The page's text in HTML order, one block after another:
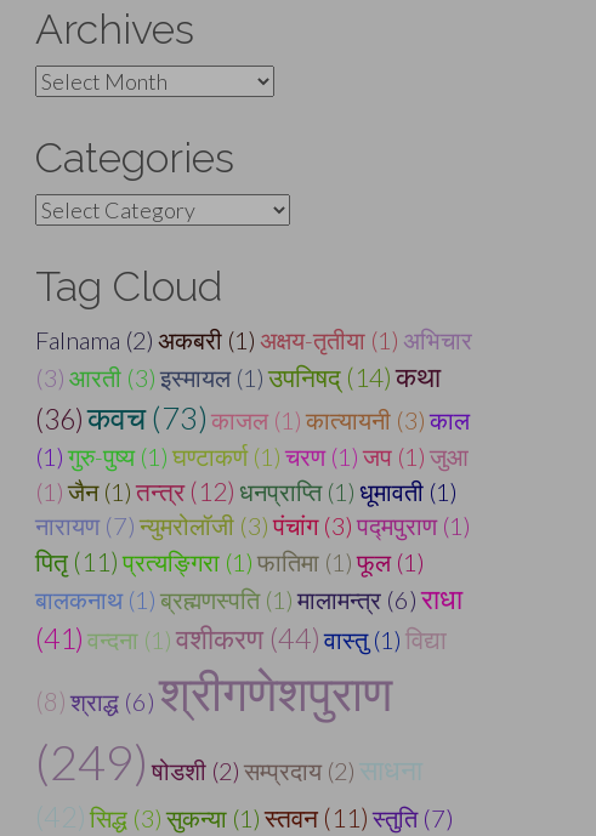
Archives
Archives
Categories
Categories
Tag Cloud
Falnama (2) अकबरी (1) अक्षय-तृतीया (1) अभिचार
(3) आरती (3) इस्मायल (1) उपनिषद् (14) कथा
(36)कवच (73) काजल (1) कात्यायनी (3) काल
(1) गुरु-पुष्य (1) घण्टाकर्ण (1) चरण (1) जप (1) जुआ
(1) जैन (1) तन्त्र (12) धनप्राप्ति (1) धूमावती (1)
नारायण (7) न्युमरोलॉजी (3) पंचांग (3) पद्मपुराण (1)
पितृ (11) प्रत्यङ्गिरा (1) फातिमा (1) फूल (1)
बालकनाथ (1) ब्रह्मणस्पति (1) मालामन्त्र (6) राधा
(41) वन्दना (1) वशीकरण (44) वास्तु (1) विद्या
(8) श्राद्ध (6) श्रीगणेशपुराण
(249) षोडशी (2) सम्प्रदाय (2) साधना
(42) सिद्ध (3) सुकन्या (1) स्तवन (11) स्तुति (7)